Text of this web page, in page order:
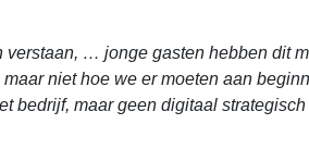
verstaan, … jonge gasten hebben dit
niet hoe we er moeten aan
bedrijf, maar geen digitaal strategisch